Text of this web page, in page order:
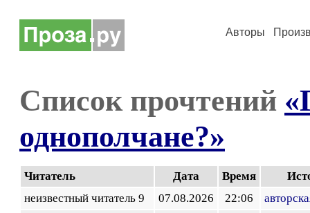
Авторы
Список прочтений
однополчане?»
Читатель Дата Время
неизвестный читатель 9
07.08.2026 22:06